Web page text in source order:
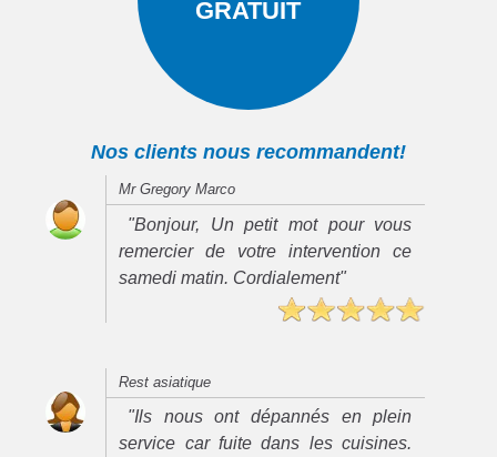
GRATUIT
Nos clients nous recommandent!
Mr Gregory Marco
"Bonjour, Un petit mot pour vous
remercier de votre intervention ce
samedi matin. Cordialement"
Rest asiatique
"Ils nous ont dépannés en plein
service car fuite dans les cuisines.